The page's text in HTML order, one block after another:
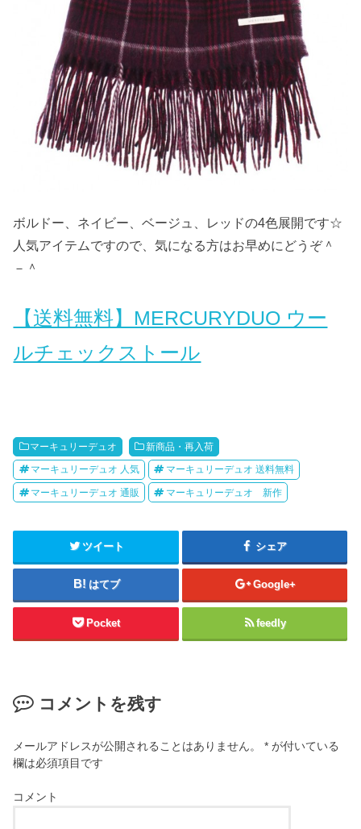
ボルドー、ネイビー、ベージュ、レッドの4色展開です☆
人気アイテムですので、気になる方はお早めにどうぞ＾
－＾
【送料無料】MERCURYDUO ウー
ルチェックストール
マーキュリーデュオ 新商品・再入荷
マーキュリーデュオ 人気 マーキュリーデュオ 送料無料
マーキュリーデュオ 通販 マーキュリーデュオ 新作
ツイート シェア
はてブ Google+
Pocket feedly
コメントを残す
メールアドレスが公開されることはありません。 * が付いている
欄は必須項目です
コメント